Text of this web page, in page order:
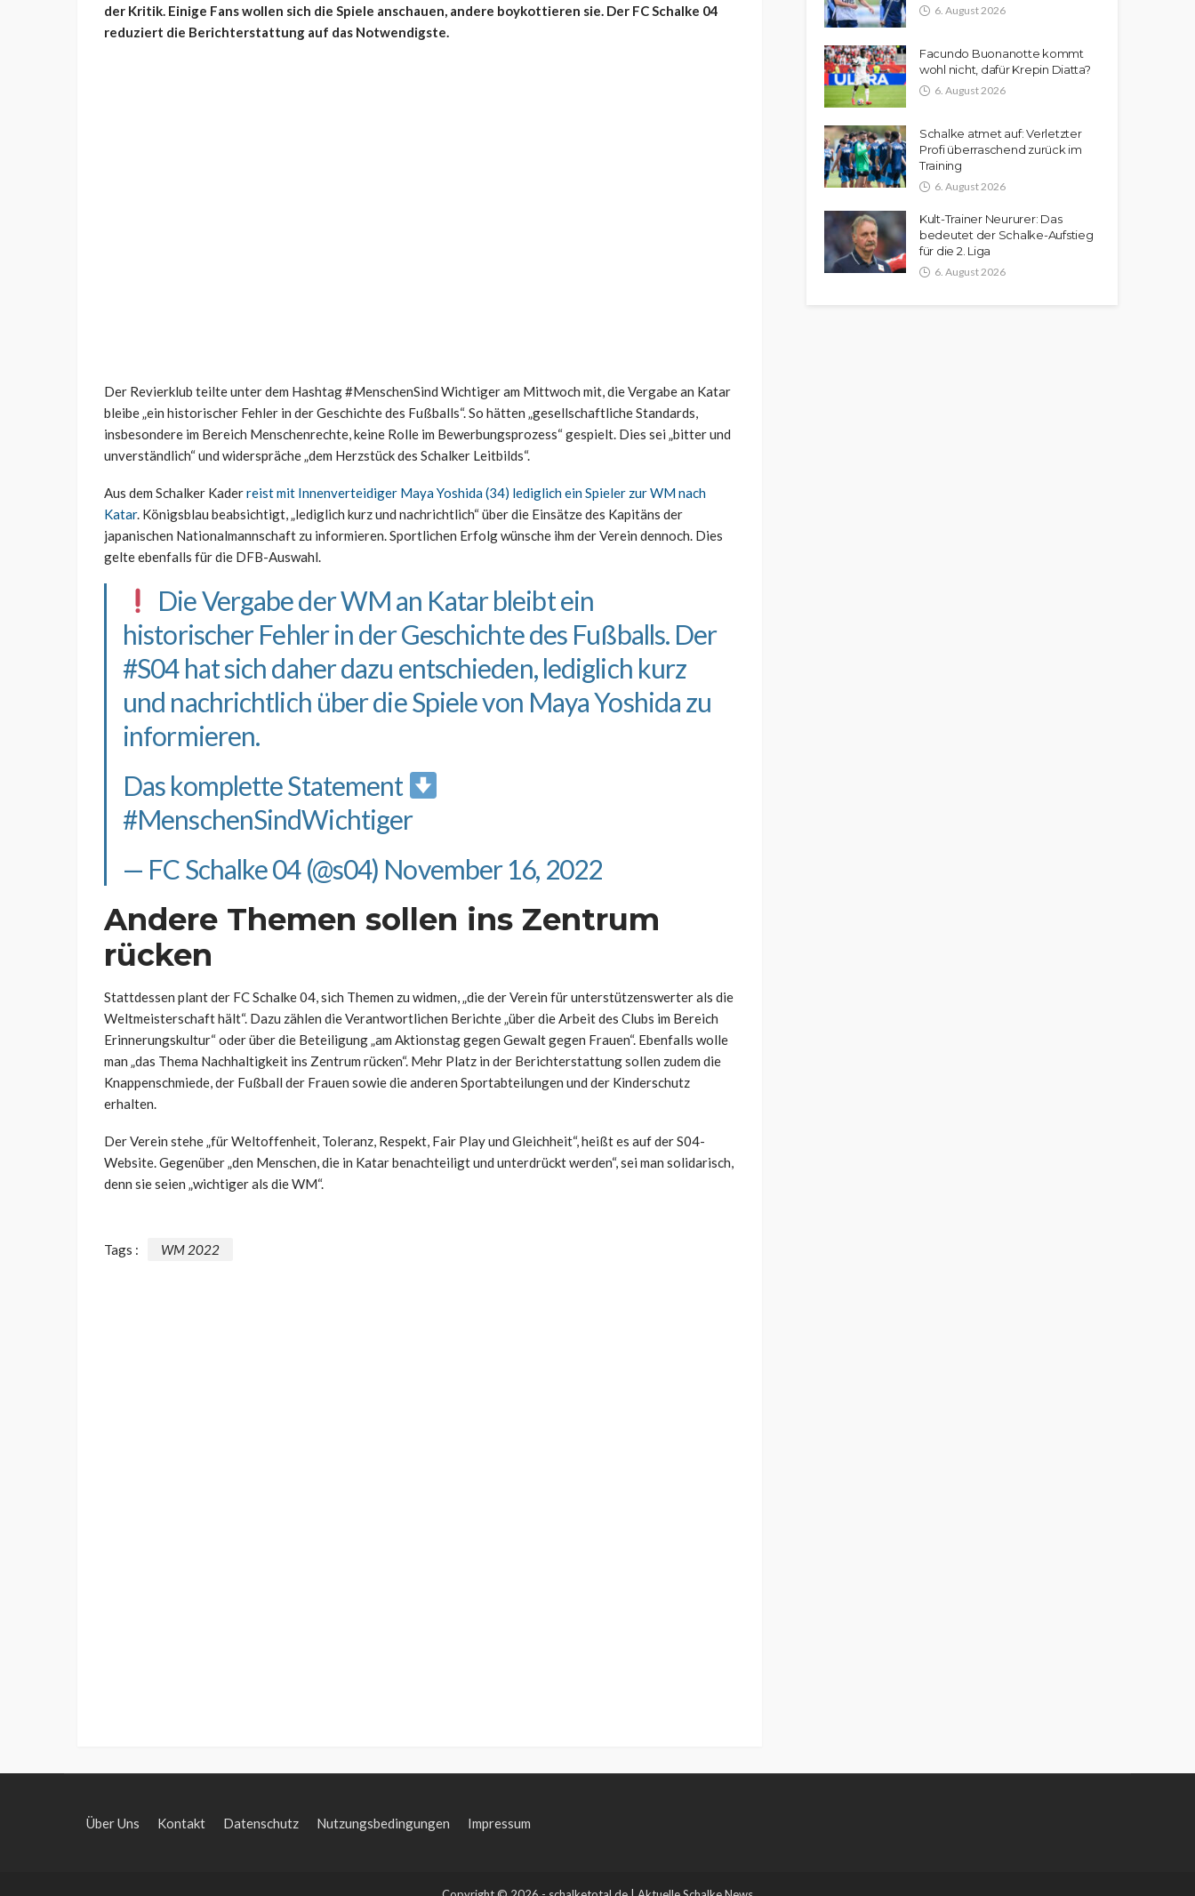
der Kritik. Einige Fans wollen sich die Spiele anschauen, andere boykottieren sie. Der FC Schalke 04
reduziert die Berichterstattung auf das Notwendigste.
Der Revierklub teilte unter dem Hashtag #MenschenSind Wichtiger am Mittwoch mit, die Vergabe an Katar
bleibe „ein historischer Fehler in der Geschichte des Fußballs“. So hätten „gesellschaftliche Standards,
insbesondere im Bereich Menschenrechte, keine Rolle im Bewerbungsprozess“ gespielt. Dies sei „bitter und
unverständlich“ und widerspräche „dem Herzstück des Schalker Leitbilds“.
Aus dem Schalker Kaderreist mit Innenverteidiger Maya Yoshida (34) lediglich ein Spieler zur WM nach
Katar. Königsblau beabsichtigt, „lediglich kurz und nachrichtlich“ über die Einsätze des Kapitäns der
japanischen Nationalmannschaft zu informieren. Sportlichen Erfolg wünsche ihm der Verein dennoch. Dies
gelte ebenfalls für die DFB-Auswahl.
Die Vergabe der WM an Katar bleibt ein
historischer Fehler in der Geschichte des Fußballs. Der
#S04hat sich daher dazu entschieden, lediglich kurz
und nachrichtlich über die Spiele von Maya Yoshida zu
informieren.
Das komplette Statement
#MenschenSindWichtiger
— FC Schalke 04 (@s04) November 16, 2022
Andere Themen sollen ins Zentrum
rücken
Stattdessen plant der FC Schalke 04, sich Themen zu widmen, „die der Verein für unterstützenswerter als die
Weltmeisterschaft hält“. Dazu zählen die Verantwortlichen Berichte „über die Arbeit des Clubs im Bereich
Erinnerungskultur“ oder über die Beteiligung „am Aktionstag gegen Gewalt gegen Frauen“. Ebenfalls wolle
man „das Thema Nachhaltigkeit ins Zentrum rücken“. Mehr Platz in der Berichterstattung sollen zudem die
Knappenschmiede, der Fußball der Frauen sowie die anderen Sportabteilungen und der Kinderschutz
erhalten.
Der Verein stehe „für Weltoffenheit, Toleranz, Respekt, Fair Play und Gleichheit“, heißt es auf der S04-
Website. Gegenüber „den Menschen, die in Katar benachteiligt und unterdrückt werden“, sei man solidarisch,
denn sie seien „wichtiger als die WM“.
Tags : WM 2022
6. August 2026
Facundo Buonanotte kommt
wohl nicht, dafür Krepin Diatta?
6. August 2026
Schalke atmet auf: Verletzter
Profi überraschend zurück im
Training
6. August 2026
Kult-Trainer Neururer: Das
bedeutet der Schalke-Aufstieg
für die 2. Liga
6. August 2026
Über Uns Kontakt Datenschutz Nutzungsbedingungen Impressum